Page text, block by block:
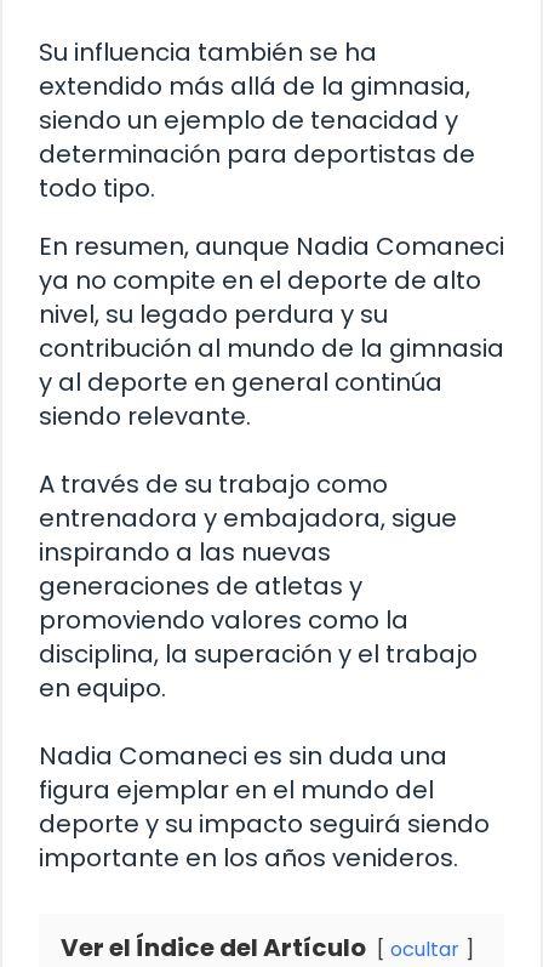
Su influencia también se ha
extendido más allá de la gimnasia,
siendo un ejemplo de tenacidad y
determinación para deportistas de
todo tipo.
En resumen, aunque Nadia Comaneci
ya no compite en el deporte de alto
nivel, su legado perdura y su
contribución al mundo de la gimnasia
y al deporte en general continúa
siendo relevante.
A través de su trabajo como
entrenadora y embajadora, sigue
inspirando a las nuevas
generaciones de atletas y
promoviendo valores como la
disciplina, la superación y el trabajo
en equipo.
Nadia Comaneci es sin duda una
figura ejemplar en el mundo del
deporte y su impacto seguirá siendo
importante en los años venideros.
Ver el Índice del Artículo ocultar